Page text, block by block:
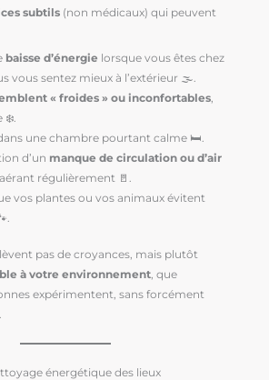
subtils (non médicaux) qui peuvent
baisse d’énergie lorsque vous êtes chez
vous sentez mieux à l’extérieur 🌫️.
« froides » ou inconfortables,
❄️.
une chambre pourtant calme 🛏️.
d’un manque de circulation ou d’air
régulièrement 🚪.
vos plantes ou vos animaux évitent
pas de croyances, mais plutôt
à votre environnement, que
expérimentent, sans forcément
énergétique des lieux